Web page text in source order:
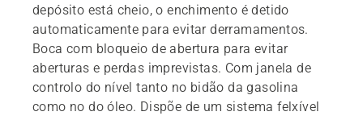
depósito está cheio, o enchimento é detido
automaticamente para evitar derramamentos.
Boca com bloqueio de abertura para evitar
aberturas e perdas imprevistas. Com janela de
controlo do nível tanto no bidão da gasolina
como no do óleo. Dispõe de um sistema felxível